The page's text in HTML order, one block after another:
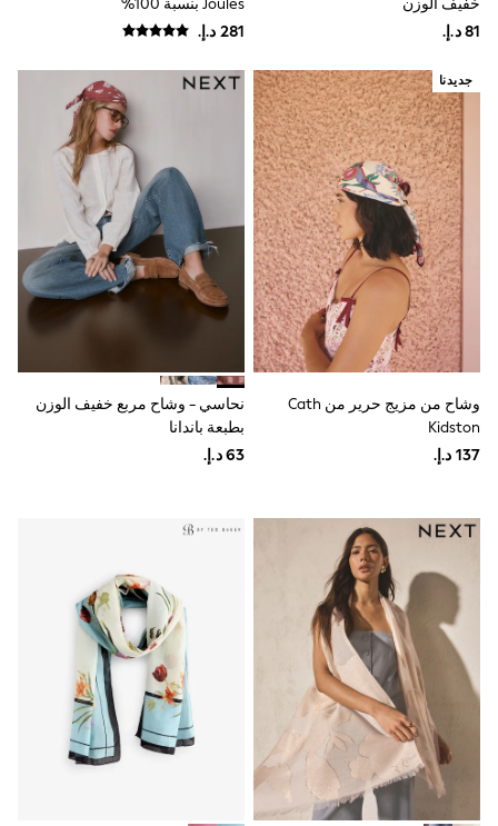
Mint Velvet
SCHOOWEAR
All Boys Schoolwear
Shoes
Trousers
Shorts
Shirts
Polo Shirts
Sweatshirts & Jumpers
Coats & Jackets
Underwear
Socks
Multipacks
All Boys Sport & Swimwear
Trainers & Pumps
Swimwear
Shorts
Shoes
Dresses
Trousers
Skirts
Shirts
Polo Shirts
Sweatshirts
Cardigans
Coats & Jackets
Underwear
Socks & Tights
Multipacks
All Girls Sports & Swimwear
Trainers & Pumps
Swimwear
خفيف الوزن
Joules بنسبة 100%
جديدنا
وشاح من مزيج حرير من Cath
Kidston
نحاسي - وشاح مربع خفيف الوزن
بطبعة باندانا